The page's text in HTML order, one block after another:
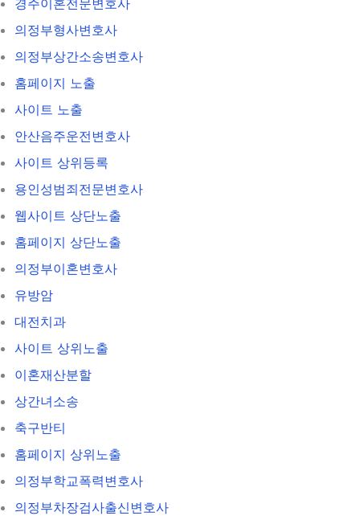
의정부형사변호사
의정부상간소송변호사
홈페이지 노출
사이트 노출
안산음주운전변호사
사이트 상위등록
용인성범죄전문변호사
웹사이트 상단노출
홈페이지 상단노출
의정부이혼변호사
유방암
대전치과
사이트 상위노출
이혼재산분할
상간녀소송
축구반티
홈페이지 상위노출
의정부학교폭력변호사
의정부차장검사출신변호사